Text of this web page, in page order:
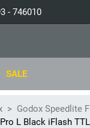
- 746010
SALE
Godox Speedlite
L Black iFlash